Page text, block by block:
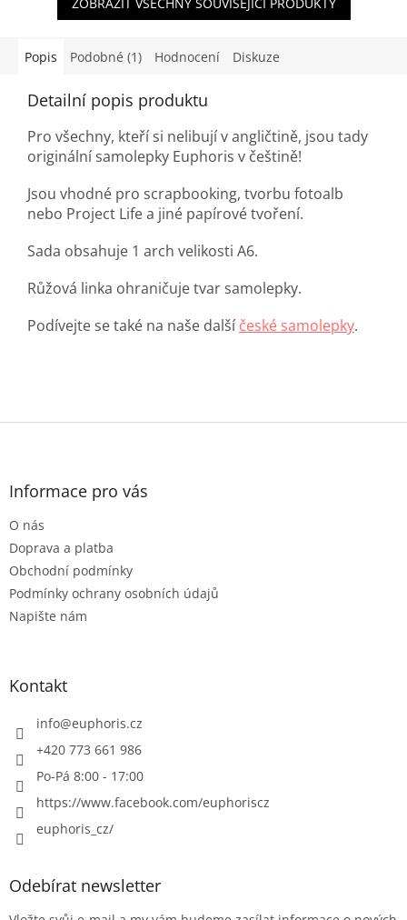
Popis Podobné (1) Hodnocení Diskuze
Detailní popis produktu
Pro všechny, kteří si nelibují v angličtině, jsou tady
originální samolepky Euphoris v češtině!
Jsou vhodné pro scrapbooking, tvorbu fotoalb
nebo Project Life a jiné papírové tvoření.
Sada obsahuje 1 arch velikosti A6.
Růžová linka ohraničuje tvar samolepky.
Podívejte se také na naše další české samolepky.
Z
Informace pro vás
O nás
Doprava a platba
Obchodní podmínky
Podmínky ochrany osobních údajů
Napište nám
Kontakt
info@euphoris.cz
+420 773 661 986
Po-Pá 8:00 - 17:00
https://www.facebook.com/euphoriscz
euphoris_cz/
Odebírat newsletter